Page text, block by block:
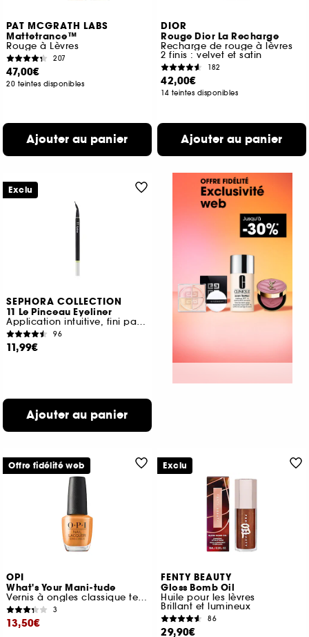
PAT MCGRATH LABS
Mattetrance™
Rouge à Lèvres
207
47,00€
20 teintes disponibles
Ajouter au panier
DIOR
Rouge Dior La Recharge
Recharge de rouge à lèvres
2 finis : velvet et satin
182
42,00€
14 teintes disponibles
Ajouter au panier
SEPHORA COLLECTION
11 Le Pinceau Eyeliner
Application intuitive, fini parfait
96
11,99€
Ajouter au panier
Exclu
OPI
What's Your Mani-tude
Vernis à ongles classique tenue jusqu'à 7 jours
3
13,50€
Offre fidélité web
FENTY BEAUTY
Gloss Bomb Oil
Huile pour les lèvres
Brillant et lumineux
86
29,90€
Exclu